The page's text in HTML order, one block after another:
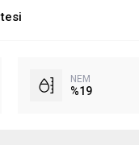
NEM
%19